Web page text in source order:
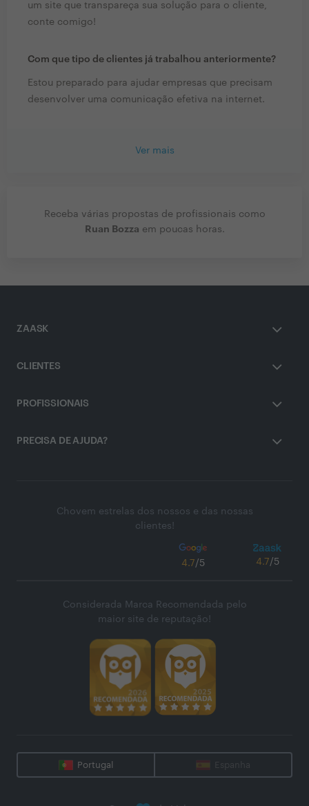
um site que transpareça sua solução para o cliente,
conte comigo!
Com que tipo de clientes já trabalhou anteriormente?
Estou preparado para ajudar empresas que precisam
desenvolver uma comunicação efetiva na internet.
Ver mais
Receba várias propostas de profissionais como
Ruan Bozza em poucas horas.
ZAASK
CLIENTES
PROFISSIONAIS
PRECISA DE AJUDA?
Chovem estrelas dos nossos e das nossas
clientes!
4.7/5 4.7/5
Considerada Marca Recomendada pelo
maior site de reputação!
Portugal Espanha